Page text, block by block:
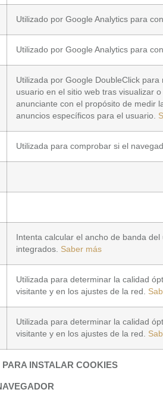
Utilizado por Google Analytics para
Utilizado por Google Analytics para
Utilizada por Google DoubleClick
usuario en el sitio web tras visualizar
anunciante con el propósito de medir
anuncios específicos para el usuario.
Utilizada para comprobar si el
Intenta calcular el ancho de banda
integrados. Saber más
Utilizada para determinar la calidad
visitante y en los ajustes de la red.
Utilizada para determinar la calidad
visitante y en los ajustes de la red.
INSTALAR COOKIES